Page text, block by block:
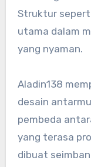
Struktur
utama dalam
yang nyaman.
Aladin138
desain
pembeda
yang terasa
dibuat